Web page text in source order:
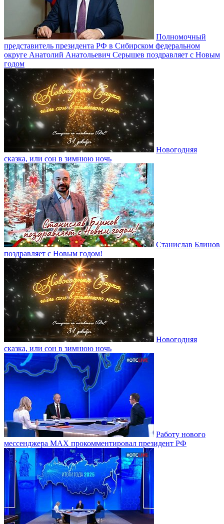
Полномочный
представитель президента РФ в Сибирском федеральном
округе Анатолий Анатольевич Серышев поздравляет с Новым
годом
Новогодняя
сказка, или сон в зимнюю ночь
Станислав Блинов
поздравляет с Новым годом!
Новогодняя
сказка, или сон в зимнюю ночь
Работу нового
мессенджера MAX прокомментировал президент РФ